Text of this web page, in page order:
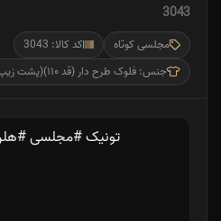
3043
مجلسی کوتاه
کد کالا: 3043
جنس: فلوک طرح دار (قد ۱۱۰)(پشت زیپ داره)